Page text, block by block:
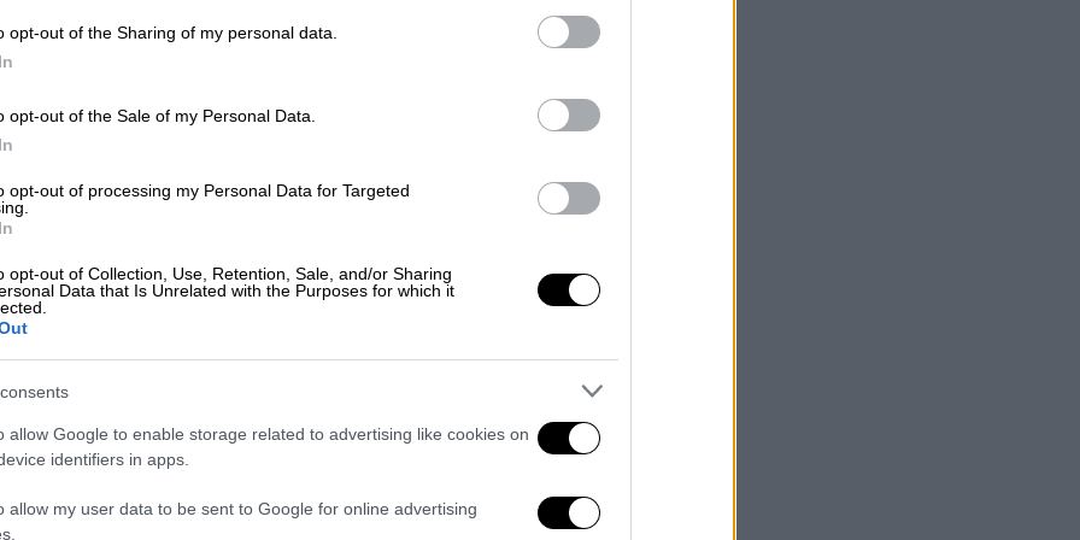
opt-out of the Sharing of my personal data.
opt-out of the Sale of my Personal Data.
opt-out of processing my Personal Data for Targeted
opt-out of Collection, Use, Retention, Sale, and/or Sharing
Data that Is Unrelated with the Purposes for which it
allow Google to enable storage related to advertising like cookies on
identifiers in apps.
allow my user data to be sent to Google for online advertising
το ΕΘΝΟΣ στη Google
των
του μέτρου της ταυτόχρονης
συντάξεων, το πρόγραμμα
:
καταβληθούν οι κύριες και οι επικουρικές
προέρχονται από τους τέως φορείς:
ΜΜΕ και ΔΕΗ.
οι κύριες και οι επικουρικές